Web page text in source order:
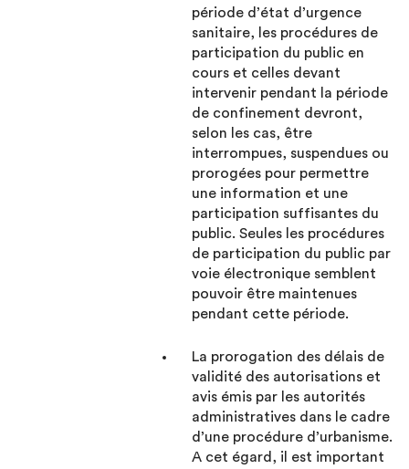
période d’état d’urgence
sanitaire, les procédures de
participation du public en
cours et celles devant
intervenir pendant la période
de confinement devront,
selon les cas, être
interrompues, suspendues ou
prorogées pour permettre
une information et une
participation suffisantes du
public. Seules les procédures
de participation du public par
voie électronique semblent
pouvoir être maintenues
pendant cette période.
La prorogation des délais de
validité des autorisations et
avis émis par les autorités
administratives dans le cadre
d’une procédure d’urbanisme.
A cet égard, il est important